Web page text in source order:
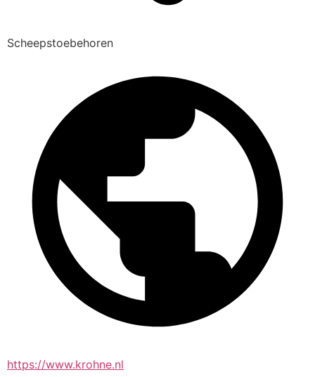
Scheepstoebehoren
https://www.krohne.nl